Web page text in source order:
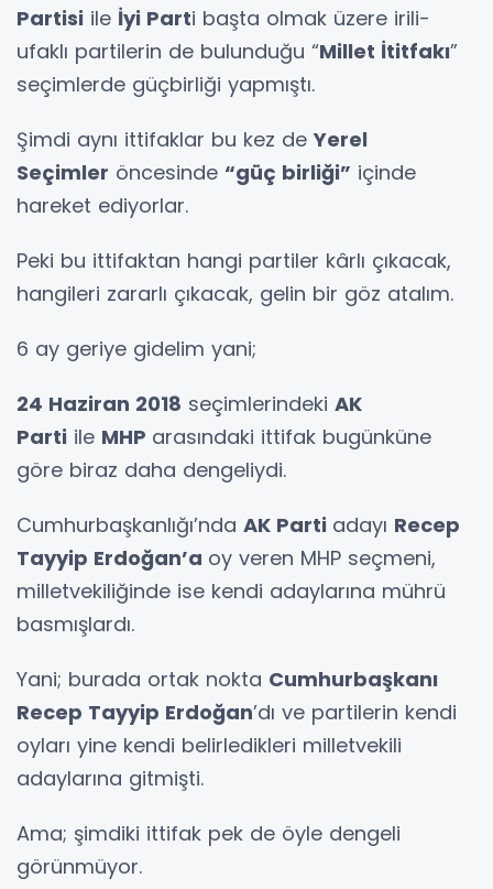
Partisi ile İyi Parti başta olmak üzere irili-
ufaklı partilerin de bulunduğu “Millet İtitfakı”
seçimlerde güçbirliği yapmıştı.
Şimdi aynı ittifaklar bu kez de Yerel
Seçimler öncesinde “güç birliği” içinde
hareket ediyorlar.
Peki bu ittifaktan hangi partiler kârlı çıkacak,
hangileri zararlı çıkacak, gelin bir göz atalım.
6 ay geriye gidelim yani;
24 Haziran 2018 seçimlerindeki AK
Parti ile MHP arasındaki ittifak bugünküne
göre biraz daha dengeliydi.
Cumhurbaşkanlığı’nda AK Parti adayı Recep
Tayyip Erdoğan’a oy veren MHP seçmeni,
milletvekiliğinde ise kendi adaylarına mührü
basmışlardı.
Yani; burada ortak nokta Cumhurbaşkanı
Recep Tayyip Erdoğan’dı ve partilerin kendi
oyları yine kendi belirledikleri milletvekili
adaylarına gitmişti.
Ama; şimdiki ittifak pek de öyle dengeli
görünmüyor.